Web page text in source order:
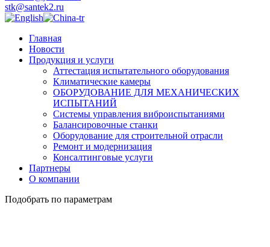
stk@santek2.ru
Главная
Новости
Продукция и услуги
Аттестация испытательного оборудования
Климатические камеры
ОБОРУДОВАНИЕ ДЛЯ МЕХАНИЧЕСКИХ
ИСПЫТАНИЙ
Системы управления виброиспытаниями
Балансировочные станки
Оборудование для строительной отрасли
Ремонт и модернизация
Консалтинговые услуги
Партнеры
О компании
Подобрать по параметрам